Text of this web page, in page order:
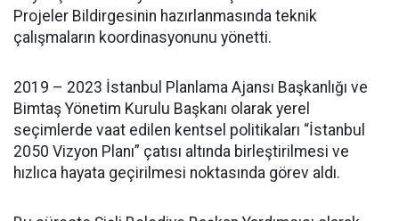
Projeler Bildirgesinin hazırlanmasında teknik
çalışmaların koordinasyonunu yönetti.
2019 – 2023 İstanbul Planlama Ajansı Başkanlığı ve
Bimtaş Yönetim Kurulu Başkanı olarak yerel
seçimlerde vaat edilen kentsel politikaları “İstanbul
2050 Vizyon Planı” çatısı altında birleştirilmesi ve
hızlıca hayata geçirilmesi noktasında görev aldı.